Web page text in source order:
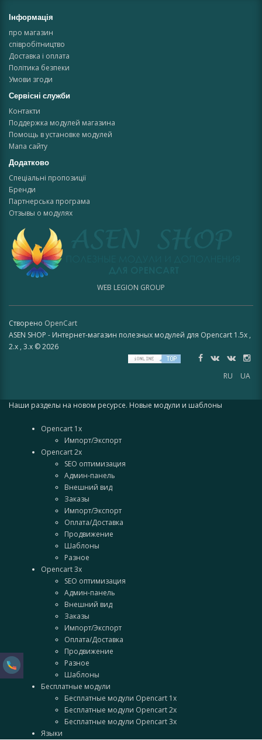
Інформація
про магазин
співробітництво
Доставка і оплата
Політика безпеки
Умови згоди
Сервісні служби
Контакти
Поддержка модулей магазина
Помощь в установке модулей
Мапа сайту
Додатково
Спеціальні пропозиції
Бренди
Партнерська програма
Отзывы о модулях
WEB LEGION GROUP
Створено OpenCart
ASEN SHOP - Интернет-магазин полезных модулей для Opencart 1.5x ,
2.x , 3.x © 2026
RU UA
Наши разделы на новом ресурсе. Новые модули и шаблоны
Opencart 1x
Импорт/Экспорт
Opencart 2x
SEO оптимизация
Админ-панель
Внешний вид
Заказы
Импорт/Экспорт
Оплата/Доставка
Продвижение
Шаблоны
Разное
Opencart 3x
SEO оптимизация
Админ-панель
Внешний вид
Заказы
Импорт/Экспорт
Оплата/Доставка
Продвижение
Разное
Шаблоны
Бесплатные модули
Бесплатные модули Opencart 1x
Бесплатные модули Opencart 2x
Бесплатные модули Opencart 3x
Языки